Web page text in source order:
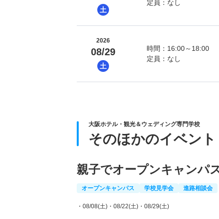
土
定員：なし
2026
08/29
土
時間：16:00～18:00
定員：なし
大阪ホテル・観光＆ウェディング専門学校
そのほかのイベント
親子でオープンキャンパ
オープンキャンパス 学校見学会 進路相談会
・08/08(土) ・08/22(土) ・08/29(土)